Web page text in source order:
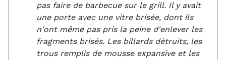
pas faire de barbecue sur le grill. Il y avait
une porte avec une vitre brisée, dont ils
n'ont même pas pris la peine d'enlever les
fragments brisés. Les billards détruits, les
trous remplis de mousse expansive et les